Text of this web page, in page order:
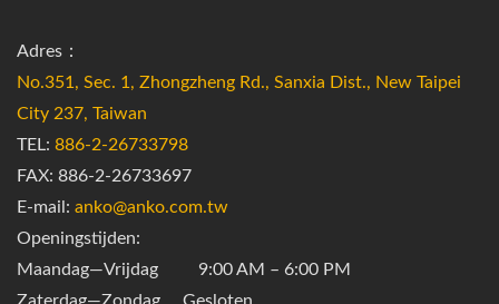
Adres：
No.351, Sec. 1, Zhongzheng Rd., Sanxia Dist., New Taipei
City 237, Taiwan
TEL: 886-2-26733798
FAX: 886-2-26733697
E-mail: anko@anko.com.tw
Openingstijden:
Maandag—Vrijdag 9:00 AM – 6:00 PM